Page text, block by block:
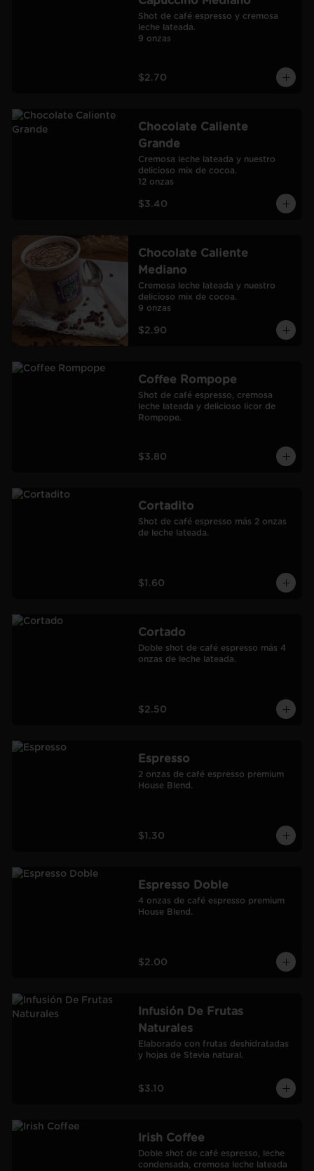
Shot de café espresso y cremosa
leche lateada.
9 onzas
$2.70
Chocolate Caliente
Grande
Cremosa leche lateada y nuestro
delicioso mix de cocoa.
12 onzas
$3.40
Chocolate Caliente
Mediano
Cremosa leche lateada y nuestro
delicioso mix de cocoa.
9 onzas
$2.90
Coffee Rompope
Shot de café espresso, cremosa
leche lateada y delicioso licor de
Rompope.
$3.80
Cortadito
Shot de café espresso más 2 onzas
de leche lateada.
$1.60
Cortado
Doble shot de café espresso más 4
onzas de leche lateada.
$2.50
Espresso
2 onzas de café espresso premium
House Blend.
$1.30
Espresso Doble
4 onzas de café espresso premium
House Blend.
$2.00
Infusión De Frutas
Naturales
Elaborado con frutas deshidratadas
y hojas de Stevia natural.
$3.10
Irish Coffee
Doble shot de café espresso, leche
condensada, cremosa leche lateada